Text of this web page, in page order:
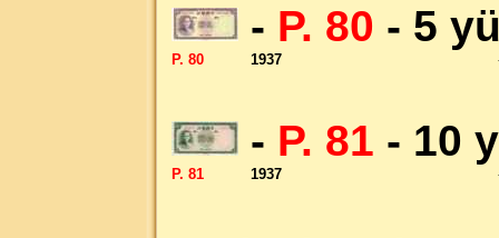
- P. 80 - 5
P. 80 1937
- P. 81 - 10
P. 81 1937